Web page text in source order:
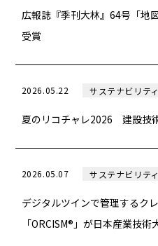
広報誌『季刊大林』64号「地
受賞
2026.05.22 サステナビリティ
夏のリコチャレ2026 建設技
2026.05.07 サステナビリティ
デジタルツインで管理するク
「ORCISM®」が日本産業技